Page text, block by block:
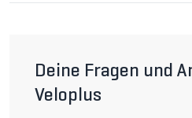
Haut bleibt trocken. Die
Ventilation. Das Shirt ist sehr
sich nicht nur unter dem
eignet sich vielmehr für alle
Deine Fragen und
Veloplus